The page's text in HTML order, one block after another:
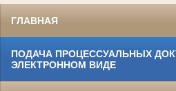
ГЛАВНАЯ
ПОДАЧА ПРОЦЕССУАЛЬНЫХ
ЭЛЕКТРОННОМ ВИДЕ